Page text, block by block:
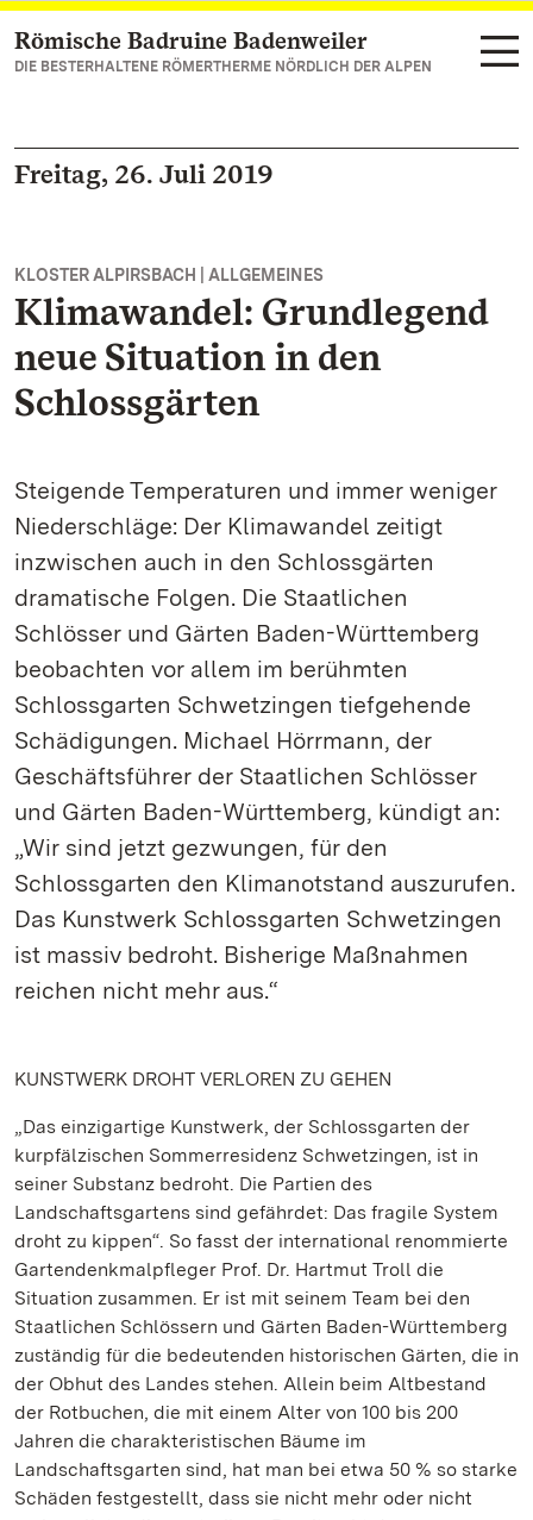
Zum Hauptinhalt springen
Römische Badruine Badenweiler
DIE BESTERHALTENE RÖMERTHERME NÖRDLICH DER ALPEN
Freitag, 26. Juli 2019
KLOSTER ALPIRSBACH | ALLGEMEINES
Klimawandel: Grundlegend
neue Situation in den
Schlossgärten
Steigende Temperaturen und immer weniger
Niederschläge: Der Klimawandel zeitigt
inzwischen auch in den Schlossgärten
dramatische Folgen. Die Staatlichen
Schlösser und Gärten Baden-Württemberg
beobachten vor allem im berühmten
Schlossgarten Schwetzingen tiefgehende
Schädigungen. Michael Hörrmann, der
Geschäftsführer der Staatlichen Schlösser
und Gärten Baden-Württemberg, kündigt an:
„Wir sind jetzt gezwungen, für den
Schlossgarten den Klimanotstand auszurufen.
Das Kunstwerk Schlossgarten Schwetzingen
ist massiv bedroht. Bisherige Maßnahmen
reichen nicht mehr aus.“
KUNSTWERK DROHT VERLOREN ZU GEHEN
„Das einzigartige Kunstwerk, der Schlossgarten der
kurpfälzischen Sommerresidenz Schwetzingen, ist in
seiner Substanz bedroht. Die Partien des
Landschaftsgartens sind gefährdet: Das fragile System
droht zu kippen“. So fasst der international renommierte
Gartendenkmalpfleger Prof. Dr. Hartmut Troll die
Situation zusammen. Er ist mit seinem Team bei den
Staatlichen Schlössern und Gärten Baden-Württemberg
zuständig für die bedeutenden historischen Gärten, die in
der Obhut des Landes stehen. Allein beim Altbestand
der Rotbuchen, die mit einem Alter von 100 bis 200
Jahren die charakteristischen Bäume im
Landschaftsgarten sind, hat man bei etwa 50 % so starke
Schäden festgestellt, dass sie nicht mehr oder nicht